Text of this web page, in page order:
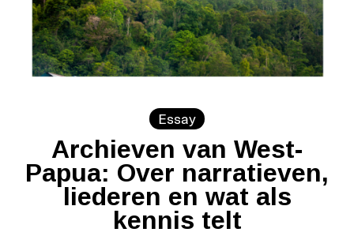
Essay
Archieven van West-
Papua: Over narratieven,
liederen en wat als
kennis telt